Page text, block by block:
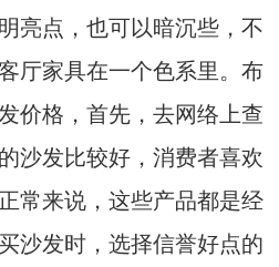
亮点，也可以暗沉些，不
厅家具在一个色系里。布
价格，首先，去网络上查
沙发比较好，消费者喜欢
常来说，这些产品都是经
沙发时，选择信誉好点的